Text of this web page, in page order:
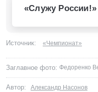
«Служу
Источник: «Чемпионат»
Заглавное фото: Федоренко
Автор: Александр Насонов